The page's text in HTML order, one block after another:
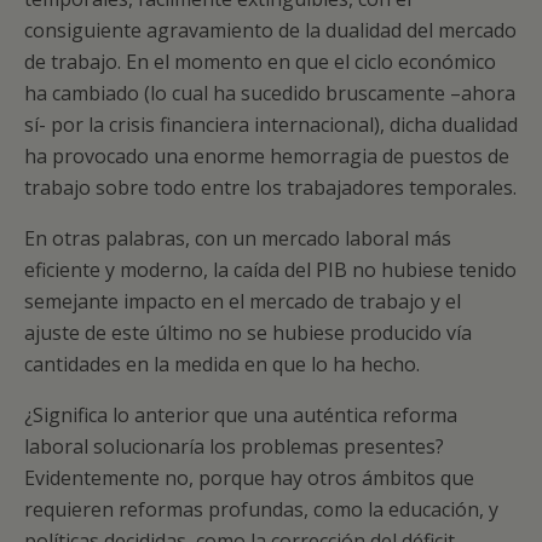
consiguiente agravamiento de la dualidad del mercado
de trabajo. En el momento en que el ciclo económico
ha cambiado (lo cual ha sucedido bruscamente –ahora
sí- por la crisis financiera internacional), dicha dualidad
ha provocado una enorme hemorragia de puestos de
trabajo sobre todo entre los trabajadores temporales.
En otras palabras, con un mercado laboral más
eficiente y moderno, la caída del PIB no hubiese tenido
semejante impacto en el mercado de trabajo y el
ajuste de este último no se hubiese producido vía
cantidades en la medida en que lo ha hecho.
¿Significa lo anterior que una auténtica reforma
laboral solucionaría los problemas presentes?
Evidentemente no, porque hay otros ámbitos que
requieren reformas profundas, como la educación, y